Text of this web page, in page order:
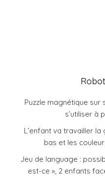
Puzzle magnétique sur
s’utiliser à
L’enfant va travailler la
bas et les
Jeu de language :
est-ce », 2 enfants